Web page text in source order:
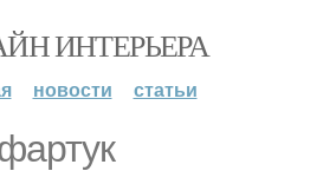
ИНТЕРЬЕРА
новости статьи